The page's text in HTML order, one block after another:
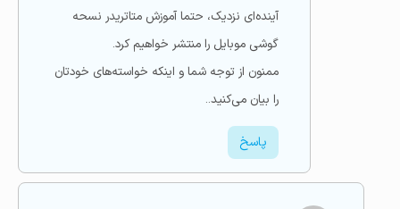
آینده‌ای نزدیک، حتما آموزش متاتریدر نسحه
گوشی موبایل را منتشر خواهیم کرد.
ممنون از توجه شما و اینکه خواسته‌های خودتان
را بیان می‌کنید..
پاسخ